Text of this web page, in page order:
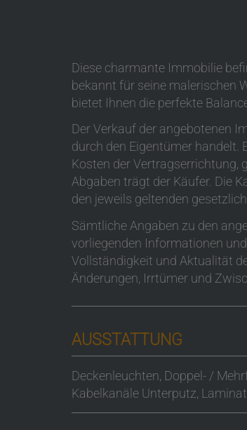
Diese charmante Immobilie
bekannt für seine malerischen
bietet Ihnen die perfekte
Der Verkauf der angebotenen
durch den Eigentümer handelt.
Kosten der Vertragserrichtung,
Abgaben trägt der Käufer. Die
den jeweils geltenden
Sämtliche Angaben zu den
vorliegenden Informationen
Vollständigkeit und Aktualität
Änderungen, Irrtümer und
AUSSTATTUNG
Deckenleuchten Doppel- /
Kabelkanäle Unterputz Laminat